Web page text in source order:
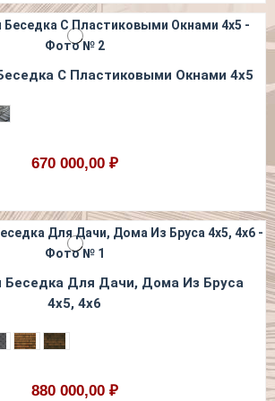
С Пластиковыми Окнами 4х5
670 000,00 ₽
Беседка Для Дачи, Дома Из Бруса
4х5, 4х6
880 000,00 ₽